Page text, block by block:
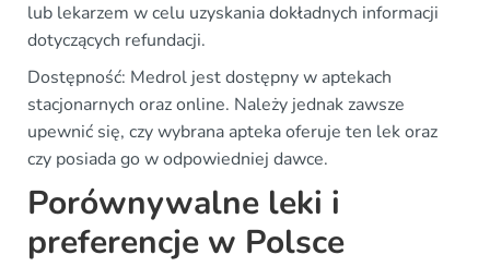
lub lekarzem w celu uzyskania dokładnych informacji
dotyczących refundacji.
Dostępność: Medrol jest dostępny w aptekach
stacjonarnych oraz online. Należy jednak zawsze
upewnić się, czy wybrana apteka oferuje ten lek oraz
czy posiada go w odpowiedniej dawce.
Porównywalne leki i
preferencje w Polsce